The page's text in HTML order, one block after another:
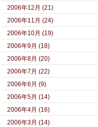
2006年12月 (21)
2006年11月 (24)
2006年10月 (19)
2006年9月 (18)
2006年8月 (20)
2006年7月 (22)
2006年6月 (9)
2006年5月 (14)
2006年4月 (16)
2006年3月 (14)